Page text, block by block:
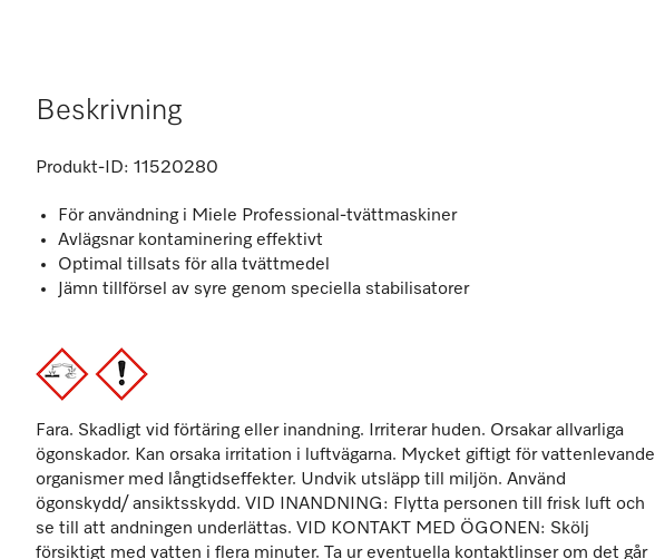
Beskrivning
Produkt-ID: 11520280
För användning i Miele Professional-tvättmaskiner
Avlägsnar kontaminering effektivt
Optimal tillsats för alla tvättmedel
Jämn tillförsel av syre genom speciella stabilisatorer
Fara. Skadligt vid förtäring eller inandning. Irriterar huden. Orsakar allvarliga
ögonskador. Kan orsaka irritation i luftvägarna. Mycket giftigt för vattenlevande
organismer med långtidseffekter. Undvik utsläpp till miljön. Använd
ögonskydd/ ansiktsskydd. VID INANDNING: Flytta personen till frisk luft och
se till att andningen underlättas. VID KONTAKT MED ÖGONEN: Skölj
försiktigt med vatten i flera minuter. Ta ur eventuella kontaktlinser om det går